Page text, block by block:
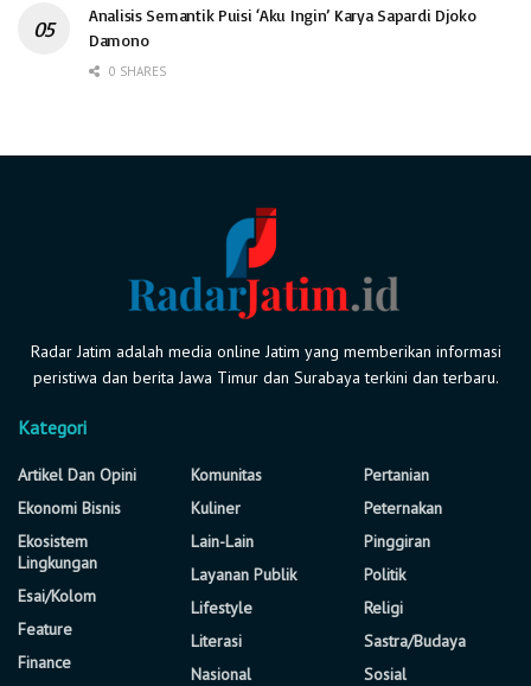
Analisis Semantik Puisi ‘Aku Ingin’ Karya Sapardi Djoko
Damono
0 SHARES
Radar Jatim adalah media online Jatim yang memberikan informasi
peristiwa dan berita Jawa Timur dan Surabaya terkini dan terbaru.
Kategori
Artikel Dan Opini
Ekonomi Bisnis
Ekosistem
Lingkungan
Esai/Kolom
Feature
Finance
Komunitas
Kuliner
Lain-Lain
Layanan Publik
Lifestyle
Literasi
Nasional
Pertanian
Peternakan
Pinggiran
Politik
Religi
Sastra/Budaya
Sosial